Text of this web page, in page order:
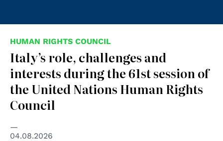
HUMAN RIGHTS COUNCIL
Italy’s role, challenges and
interests during the 61st session of
the United Nations Human Rights
Council
04.08.2026